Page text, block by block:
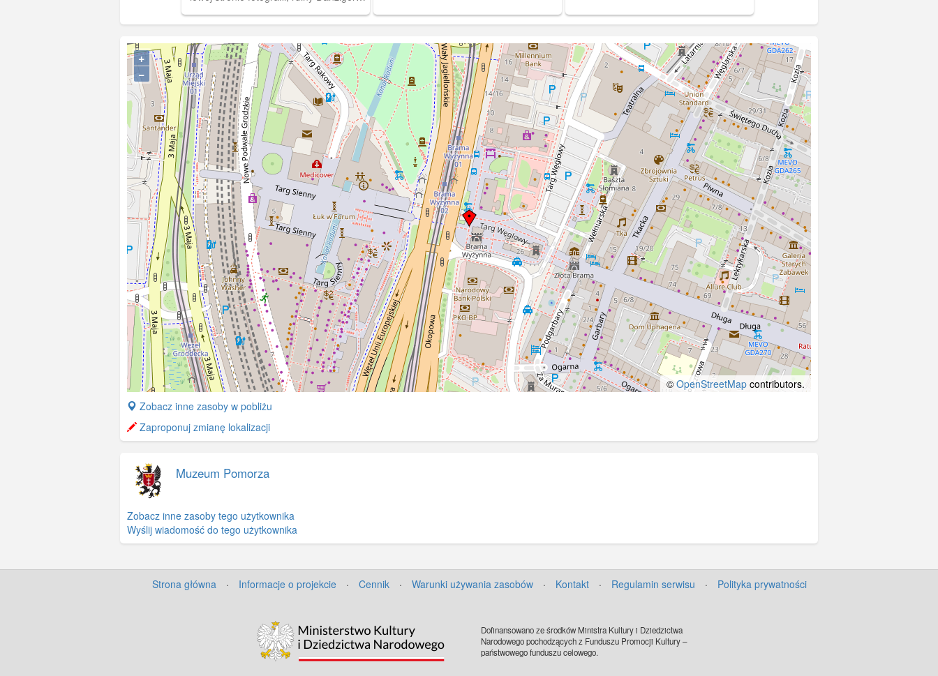
miejscu zbudowano pawilon handlowy,
biurowy LOT.
pomnik cesarza niemieckiego, Wilhelma
I - widoczny na zdjęciu. Pocztówka w
obiegu od 31 VIII 1904 r.
Targu Węglowego. Na kartce opis:
Gdańsk - Wysoka Brama Kartka
pochodzi z albumu złożonego przez R.
Czarlińskiego. Album zawiera 11 kartek
pocztowych wydanych przez
wydawnictwo Stengel &Co., G.m.b.H,
Dresden. Okładka albumu tekturowa,
kolor bordo. Na okładce znajduje się
napis Gdańsk, dane wydawcy i
ozdobne, secesyjne motywy roślinne.
+
−
©OpenStreetMap contributors.
+
−
Zobacz inne zasoby w pobliżu
Zaproponuj zmianę lokalizacji
Muzeum Pomorza
Zobacz inne zasoby tego użytkownika
Wyślij wiadomość do tego użytkownika
Strona główna · Informacje o projekcie · Cennik · Warunki używania zasobów · Kontakt · Regulamin serwisu · Polityka prywatności
Dofinansowano ze środków Ministra Kultury i Dziedzictwa
Narodowego pochodzących z Funduszu Promocji Kultury –
państwowego funduszu celowego.